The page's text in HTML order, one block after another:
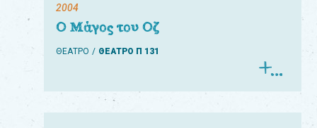
2004
Ο Μάγος του Οζ
ΘΕΑΤΡΟ ΘΕΑΤΡΟ Π 131
συνεργάτες